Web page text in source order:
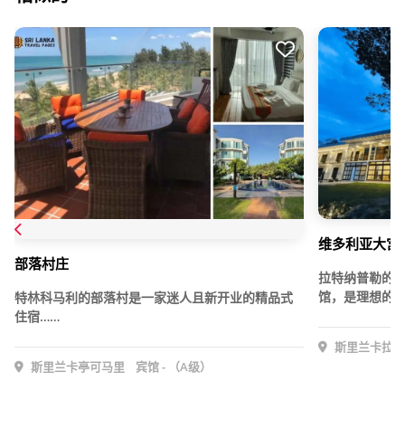
部落村庄
特林科马利的部落村是一家迷人且新开业的精品式
住宿……
斯里兰卡亭可马里 宾馆 - （A级）
维多利亚大
拉特纳普勒的
馆，是理想的
斯里兰卡拉